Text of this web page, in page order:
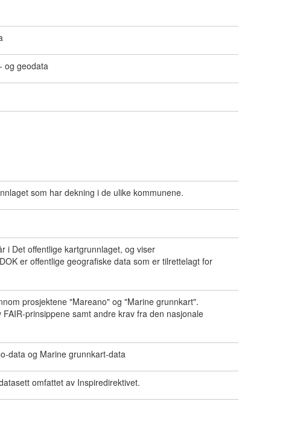
og geodata
som har dekning i de ulike kommunene.
i Det offentlige kartgrunnlaget, og viser
er offentlige geografiske data som er tilrettelagt for
prosjektene "Mareano" og "Marine grunnkart".
prinsippene samt andre krav fra den nasjonale
data og Marine grunnkart-data
omfattet av Inspiredirektivet.